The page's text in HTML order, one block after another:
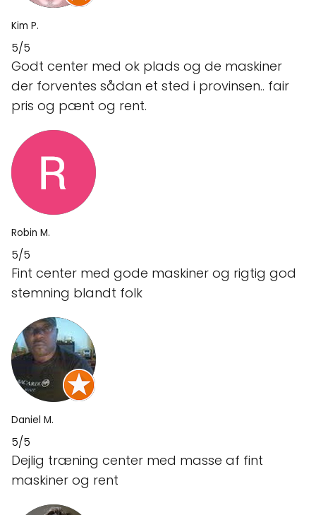
Kim P.
5/5
Godt center med ok plads og de maskiner
der forventes sådan et sted i provinsen.. fair
pris og pænt og rent.
Robin M.
5/5
Fint center med gode maskiner og rigtig god
stemning blandt folk
Daniel M.
5/5
Dejlig træning center med masse af fint
maskiner og rent